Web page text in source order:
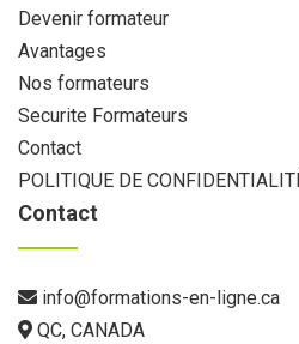
Devenir formateur
Avantages
Nos formateurs
Securite Formateurs
Contact
POLITIQUE DE
Contact
info@formations-en-ligne.ca
QC, CANADA